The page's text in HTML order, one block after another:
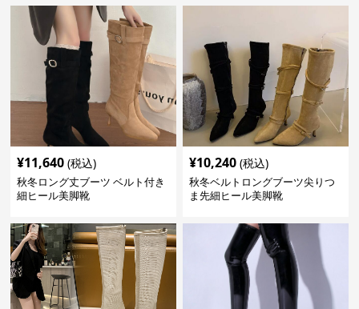
¥11,640 (税込)
秋冬ロング丈ブーツ ベルト付き
細ヒール美脚靴
¥10,240 (税込)
秋冬ベルトロングブーツ尖りつ
ま先細ヒール美脚靴